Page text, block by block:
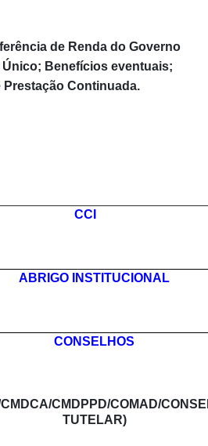
de Renda do Governo
Único; Benefícios eventuais;
Prestação Continuada.
CCI
ABRIGO INSTITUCIONAL
CONSELHOS
CMDPPD/COMAD/
TUTELAR)